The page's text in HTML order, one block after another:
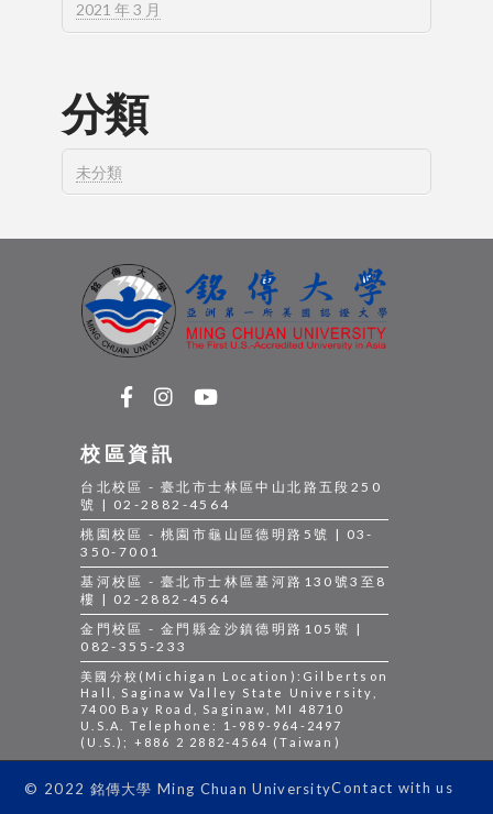
2021 年 3 月
分類
未分類
校區資訊
台北校區 - 臺北市士林區中山北路五段250
號 | 02-2882-4564
桃園校區 - 桃園市龜山區德明路5號 | 03-
350-7001
基河校區 - 臺北市士林區基河路130號3至8
樓 | 02-2882-4564
金門校區 - 金門縣金沙鎮德明路105號 |
082-355-233
美國分校(Michigan Location):Gilbertson
Hall, Saginaw Valley State University,
7400 Bay Road, Saginaw, MI 48710
U.S.A. Telephone: 1-989-964-2497
(U.S.); +886 2 2882-4564 (Taiwan)
© 2022 銘傳大學 Ming Chuan UniversityContact with us